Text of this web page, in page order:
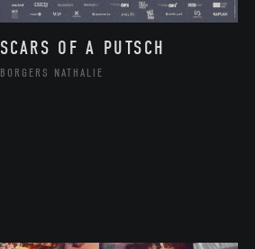
SCARS OF A PUTSCH
BORGERS NATHALIE